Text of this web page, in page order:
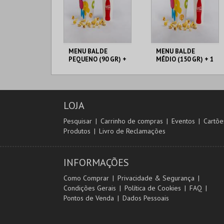
MENU BALDE
PEQUENO (90 GR) +
ML
CENÁRIO CASUAL
COMPRAR
MENU BALDE
MÉDIO (150 GR) + 1
CENÁRIO CASUAL
LOJA
Pesquisar Carrinho de compras Eventos
Produtos
Livro de Reclamações
INFORMAÇÕES
Como Comprar
Privacidade & Segurança
Condições Gerais
Política de Cookies
FAQ
Pontos de Venda
Dados Pessoais